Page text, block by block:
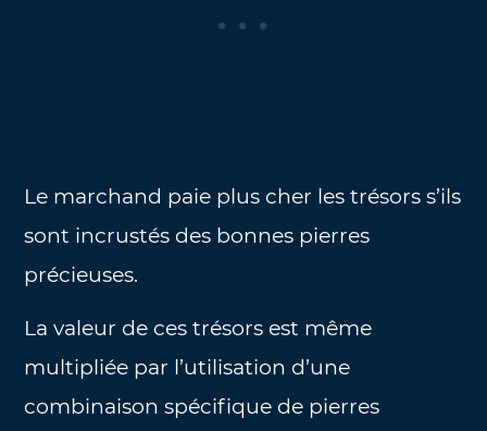
Le marchand paie plus cher les trésors s’ils
sont incrustés des bonnes pierres
précieuses.
La valeur de ces trésors est même
multipliée par l’utilisation d’une
combinaison spécifique de pierres